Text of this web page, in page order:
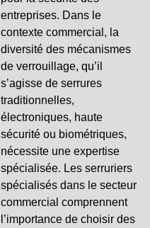
entreprises. Dans le
contexte commercial, la
diversité des mécanismes
de verrouillage, qu’il
s’agisse de serrures
traditionnelles,
électroniques, haute
sécurité ou biométriques,
nécessite une expertise
spécialisée. Les serruriers
spécialisés dans le secteur
commercial comprennent
l’importance de choisir des